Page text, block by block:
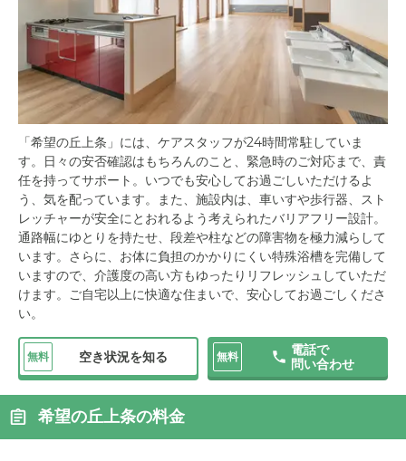
「希望の丘上条」には、ケアスタッフが24時間常駐していま
す。日々の安否確認はもちろんのこと、緊急時のご対応まで、責
任を持ってサポート。いつでも安心してお過ごしいただけるよ
う、気を配っています。また、施設内は、車いすや歩行器、スト
レッチャーが安全にとおれるよう考えられたバリアフリー設計。
通路幅にゆとりを持たせ、段差や柱などの障害物を極力減らして
います。さらに、お体に負担のかかりにくい特殊浴槽を完備して
いますので、介護度の高い方もゆったりリフレッシュしていただ
けます。ご自宅以上に快適な住まいで、安心してお過ごしくださ
い。
無料 空き状況を知る 無料
電話で
問い合わせ
希望の丘上条の料金